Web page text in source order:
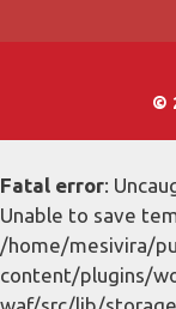
©
Fatal error:
Unable to save
/home/mesivira/
content/plugins/